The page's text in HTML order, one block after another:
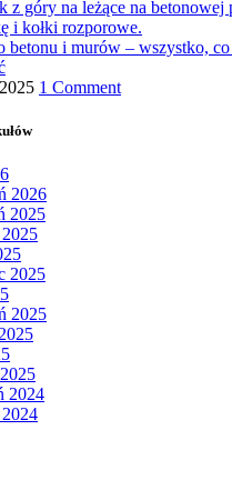
betonu i murów – wszystko,
1 Comment
2026
2025
2025
2025
2024